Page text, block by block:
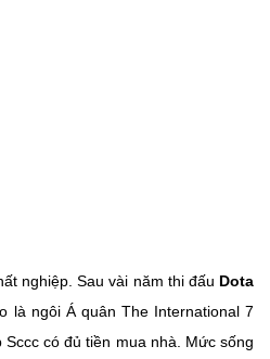
nghiệp. Sau vài năm thi đấu Dota
là ngôi Á quân The International 7
có đủ tiền mua nhà. Mức sống